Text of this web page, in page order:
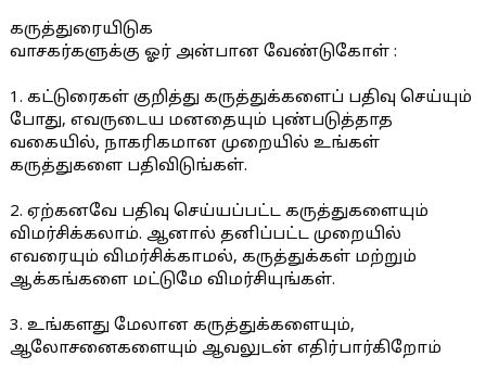
கருத்துரையிடுக
வாசகர்களுக்கு ஓர் அன்பான வேண்டுகோள் :
1. கட்டுரைகள் குறித்து கருத்துக்களைப் பதிவு செய்யும்
போது, எவருடைய மனதையும் புண்படுத்தாத
வகையில், நாகரிகமான முறையில் உங்கள்
கருத்துகளை பதிவிடுங்கள்.
2. ஏற்கனவே பதிவு செய்யப்பட்ட கருத்துகளையும்
விமர்சிக்கலாம். ஆனால் தனிப்பட்ட முறையில்
எவரையும் விமர்சிக்காமல், கருத்துக்கள் மற்றும்
ஆக்கங்களை மட்டுமே விமர்சியுங்கள்.
3. உங்களது மேலான கருத்துக்களையும்,
ஆலோசனைகளையும் ஆவலுடன் எதிர்பார்கிறோம்